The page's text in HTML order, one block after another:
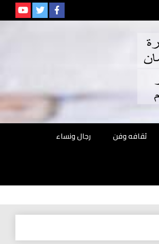
ثقافه وفن
رجال ونساء